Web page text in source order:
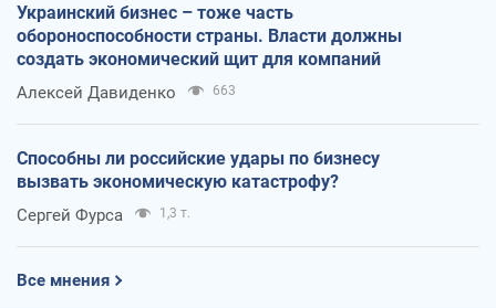
Украинский бизнес – тоже часть
обороноспособности страны. Власти должны
создать экономический щит для компаний
Алексей Давиденко 663
Способны ли российские удары по бизнесу
вызвать экономическую катастрофу?
Сергей Фурса 1,3 т.
Все мнения